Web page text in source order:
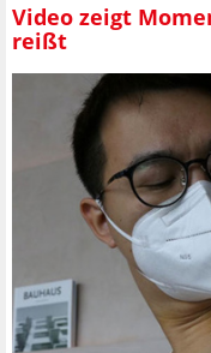
Video zeigt
reißt